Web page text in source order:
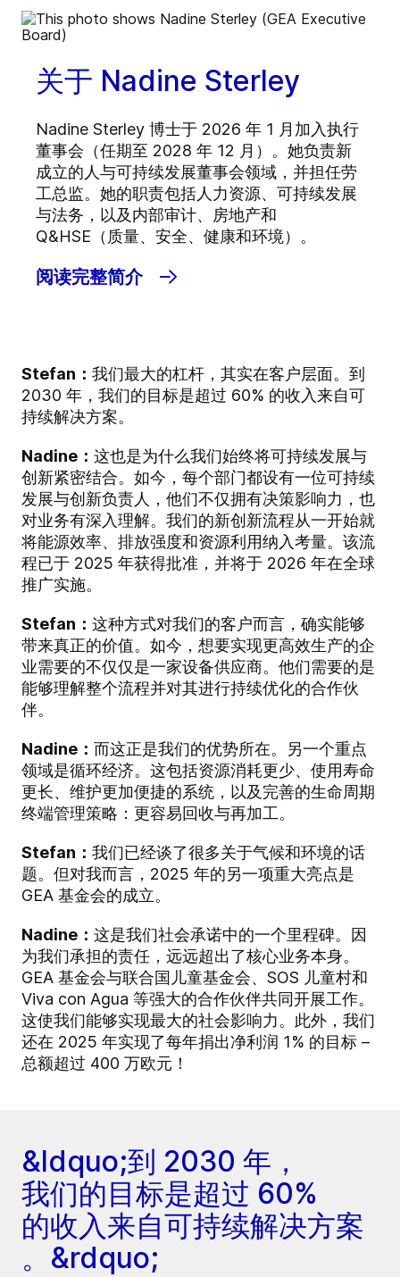
关于 Nadine Sterley
Nadine Sterley 博士于 2026 年 1 月加入执行
董事会（任期至 2028 年 12 月）。她负责新
成立的人与可持续发展董事会领域，并担任劳
工总监。她的职责包括人力资源、可持续发展
与法务，以及内部审计、房地产和
Q&HSE（质量、安全、健康和环境）。
阅读完整简介
Stefan： 我们最大的杠杆，其实在客户层面。到
2030 年，我们的目标是超过 60% 的收入来自可
持续解决方案。
Nadine： 这也是为什么我们始终将可持续发展与
创新紧密结合。如今，每个部门都设有一位可持续
发展与创新负责人，他们不仅拥有决策影响力，也
对业务有深入理解。我们的新创新流程从一开始就
将能源效率、排放强度和资源利用纳入考量。该流
程已于 2025 年获得批准，并将于 2026 年在全球
推广实施。
Stefan： 这种方式对我们的客户而言，确实能够
带来真正的价值。如今，想要实现更高效生产的企
业需要的不仅仅是一家设备供应商。他们需要的是
能够理解整个流程并对其进行持续优化的合作伙
伴。
Nadine： 而这正是我们的优势所在。另一个重点
领域是循环经济。这包括资源消耗更少、使用寿命
更长、维护更加便捷的系统，以及完善的生命周期
终端管理策略：更容易回收与再加工。
Stefan： 我们已经谈了很多关于气候和环境的话
题。但对我而言，2025 年的另一项重大亮点是
GEA 基金会的成立。
Nadine： 这是我们社会承诺中的一个里程碑。因
为我们承担的责任，远远超出了核心业务本身。
GEA 基金会与联合国儿童基金会、SOS 儿童村和
Viva con Agua 等强大的合作伙伴共同开展工作。
这使我们能够实现最大的社会影响力。此外，我们
还在 2025 年实现了每年捐出净利润 1% 的目标 –
总额超过 400 万欧元！
&ldquo;到 2030 年，
我们的目标是超过 60%
的收入来自可持续解决方案
。&rdquo;